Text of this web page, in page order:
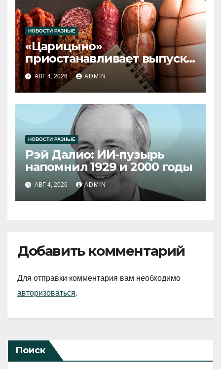
НОВОСТИ РАЗНЫЕ
«Царицыно»
приостанавливает выпуск
продукции
АВГ 4, 2026 ADMIN
НОВОСТИ РАЗНЫЕ
Рэй Далио: ИИ-пузырь
напомнил 1929 и 2000 годы
АВГ 4, 2026 ADMIN
Добавить комментарий
Для отправки комментария вам необходимо
авторизоваться.
Поиск